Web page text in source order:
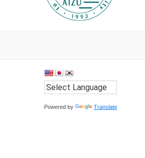
Powered by Translate